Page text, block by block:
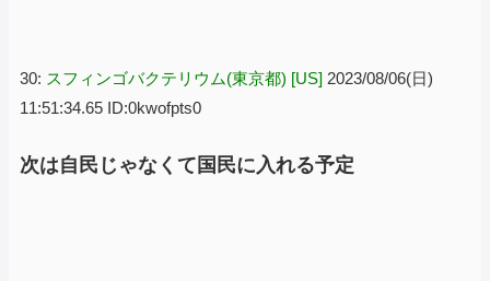
30: スフィンゴバクテリウム(東京都) [US] 2023/08/06(日)
11:51:34.65 ID:0kwofpts0
次は自民じゃなくて国民に入れる予定